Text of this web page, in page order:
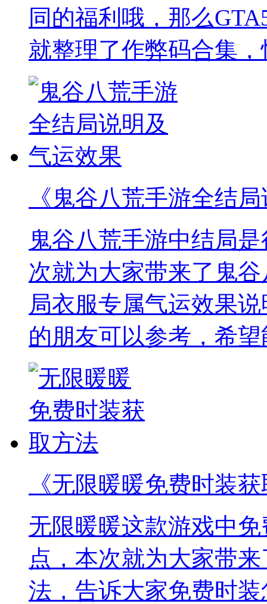
同的福利哦，那么
就整理了作弊码合集
《鬼谷八荒手游全结
鬼谷八荒手游中结局
次就为大家带来了鬼
局衣服专属气运效果
的朋友可以参考，希
《无限暖暖免费时装
无限暖暖这款游戏中
点，本次就为大家带
法，告诉大家免费时